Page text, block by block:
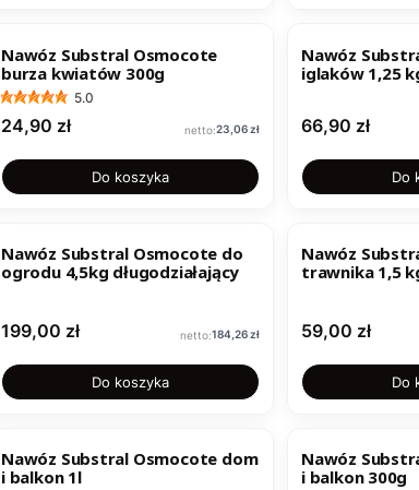
Nawóz Substral Osmocote
burza kwiatów 300g
5.0
Cena
24,90 zł Cena
23,06 zł
Do koszyka
Nawóz
iglaków 1,25
Cena
66,90 zł
Do
Nawóz Substral Osmocote do
ogrodu 4,5kg długodziałający
Cena
199,00 zł Cena
184,26 zł
Do koszyka
Nawóz
trawnika 1,5
Cena
59,00 zł
Do
Nawóz Substral Osmocote dom
i balkon 1l
Nawóz
i balkon 300g